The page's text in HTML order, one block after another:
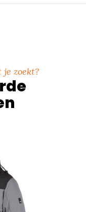
zoekt?